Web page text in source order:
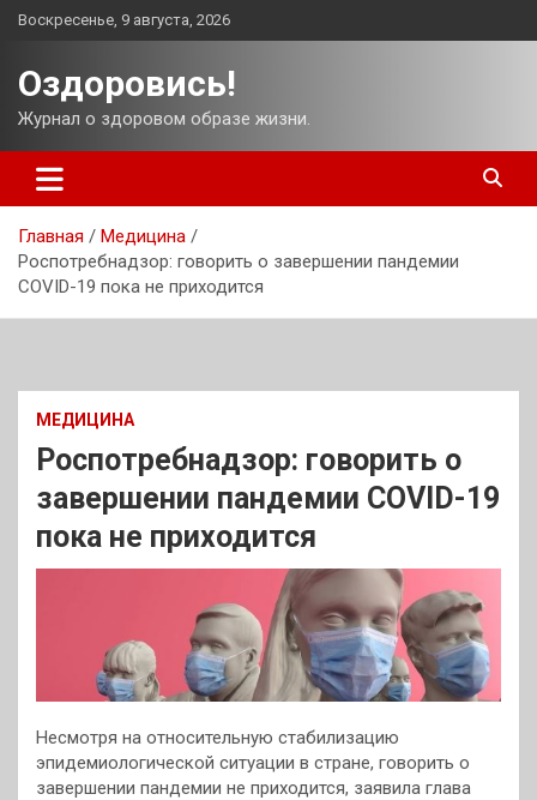
Перейти
Воскресенье, 9 августа, 2026
Оздоровись!
Журнал о здоровом образе жизни.
Главная
Медицина
Роспотребнадзор: говорить о завершении пандемии
COVID-19 пока не приходится
МЕДИЦИНА
Роспотребнадзор: говорить о
завершении пандемии COVID-19
пока не приходится
Несмотря на относительную стабилизацию
эпидемиологической ситуации в стране, говорить о
завершении пандемии не приходится, заявила глава